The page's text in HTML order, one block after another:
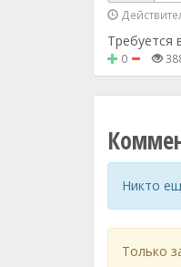
Требуется
0
Никто
Только